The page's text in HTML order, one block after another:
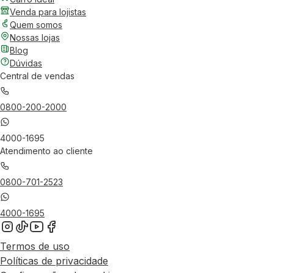
Venda para lojistas
Quem somos
Nossas lojas
Blog
Dúvidas
Central de vendas
0800-200-2000
4000-1695
Atendimento ao cliente
0800-701-2523
4000-1695
Termos de uso
Políticas de privacidade